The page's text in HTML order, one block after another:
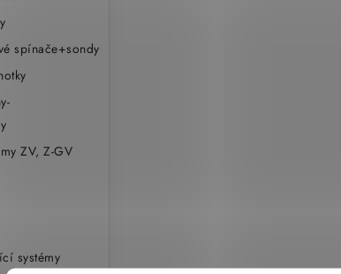
spínače+sondy
ZV, Z-GV
systémy